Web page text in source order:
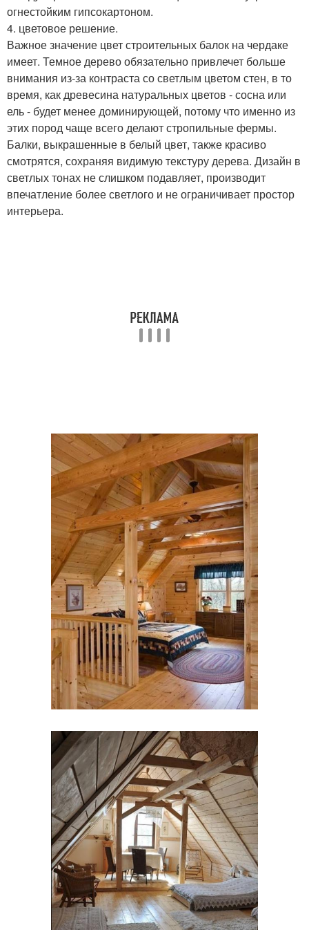
огнестойким гипсокартоном.
4. цветовое решение.
Важное значение цвет строительных балок на чердаке
имеет. Темное дерево обязательно привлечет больше
внимания из-за контраста со светлым цветом стен, в то
время, как древесина натуральных цветов - сосна или
ель - будет менее доминирующей, потому что именно из
этих пород чаще всего делают стропильные фермы.
Балки, выкрашенные в белый цвет, также красиво
смотрятся, сохраняя видимую текстуру дерева. Дизайн в
светлых тонах не слишком подавляет, производит
впечатление более светлого и не ограничивает простор
интерьера.